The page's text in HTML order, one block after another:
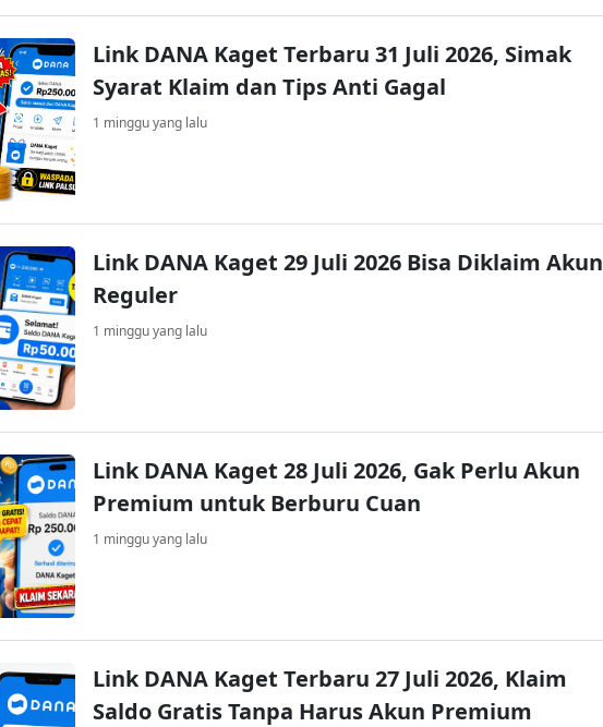
Link DANA Kaget Terbaru 31 Juli 2026, Simak
Syarat Klaim dan Tips Anti Gagal
1 minggu yang lalu
Link DANA Kaget 29 Juli 2026 Bisa Diklaim Akun
Reguler
1 minggu yang lalu
Link DANA Kaget 28 Juli 2026, Gak Perlu Akun
Premium untuk Berburu Cuan
1 minggu yang lalu
Link DANA Kaget Terbaru 27 Juli 2026, Klaim
Saldo Gratis Tanpa Harus Akun Premium